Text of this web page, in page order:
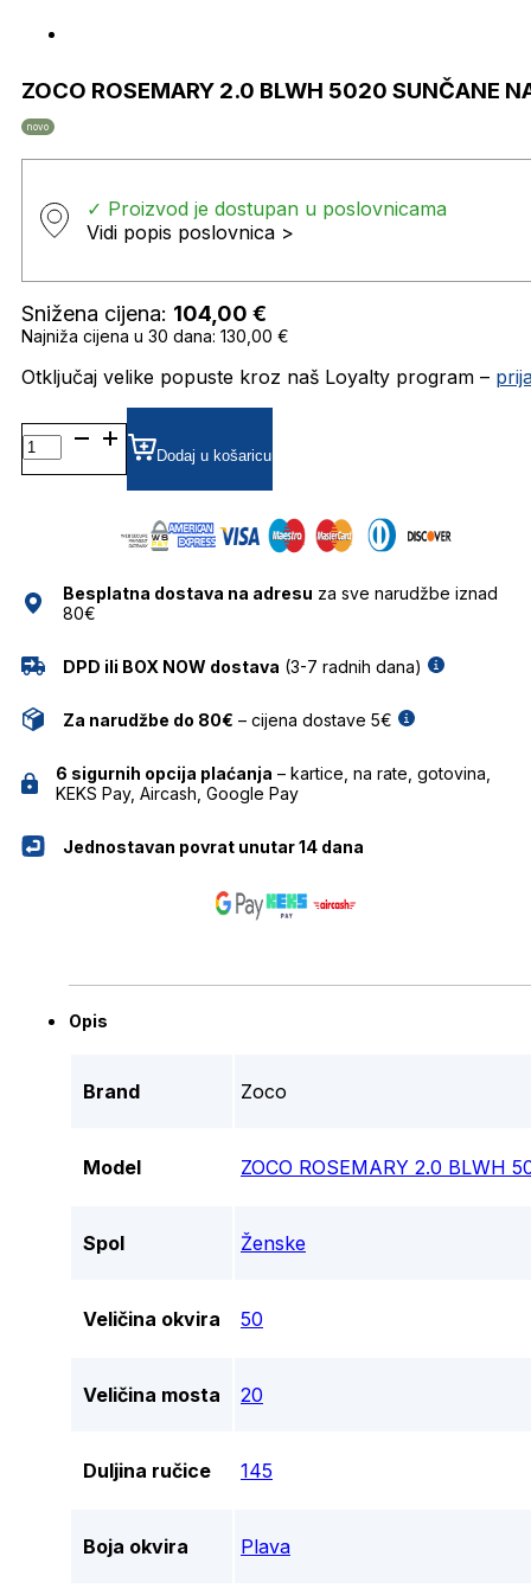
ZOCO ROSEMARY 2.0 BLWH 5020 SUNČANE
novo
✓ Proizvod je dostupan u poslovnicama
Vidi popis poslovnica >
Snižena cijena: 104,00 €
Najniža cijena u 30 dana: 130,00 €
Otključaj velike popuste kroz naš Loyalty program –
ZOCO
ROSEMARY
2.0
ZOCO
količina
Dodaj u košaricu
Besplatna dostava na adresu za sve narudžbe iznad
80€
DPD ili BOX NOW dostava (3-7 radnih dana)
Za narudžbe do 80€ – cijena dostave 5€
6 sigurnih opcija plaćanja – kartice, na rate, gotovina,
KEKS Pay, Aircash, Google Pay
Jednostavan povrat unutar 14 dana
Opis
Brand Zoco
Model ZOCO ROSEMARY 2.0 BLWH
Spol Ženske
Veličina okvira 50
Veličina mosta 20
Duljina ručice 145
Boja okvira Plava